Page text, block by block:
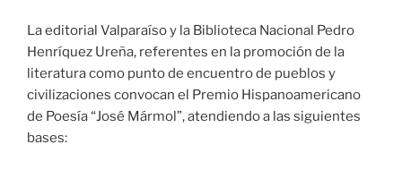
La editorial Valparaíso y la Biblioteca Nacional Pedro
Henríquez Ureña, referentes en la promoción de la
literatura como punto de encuentro de pueblos y
civilizaciones convocan el Premio Hispanoamericano
de Poesía “José Mármol”, atendiendo a las siguientes
bases: